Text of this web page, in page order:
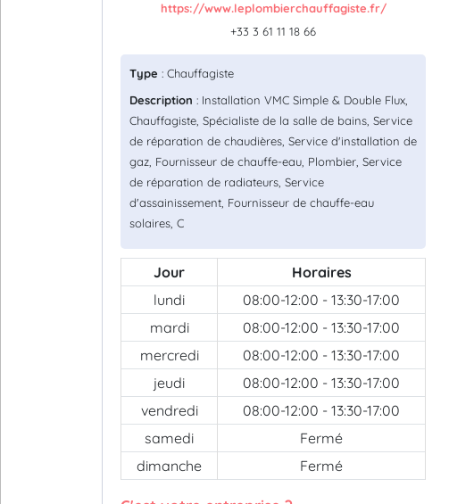
https://www.leplombierchauffagiste.fr/
+33 3 61 11 18 66
Type : Chauffagiste
Description : Installation VMC Simple & Double Flux,
Chauffagiste, Spécialiste de la salle de bains, Service
de réparation de chaudières, Service d'installation de
gaz, Fournisseur de chauffe-eau, Plombier, Service
de réparation de radiateurs, Service
d'assainissement, Fournisseur de chauffe-eau
solaires, C
Jour
Horaires
lundi
08:00-12:00 - 13:30-17:00
mardi
08:00-12:00 - 13:30-17:00
mercredi
08:00-12:00 - 13:30-17:00
jeudi
08:00-12:00 - 13:30-17:00
vendredi
08:00-12:00 - 13:30-17:00
samedi
Fermé
dimanche
Fermé